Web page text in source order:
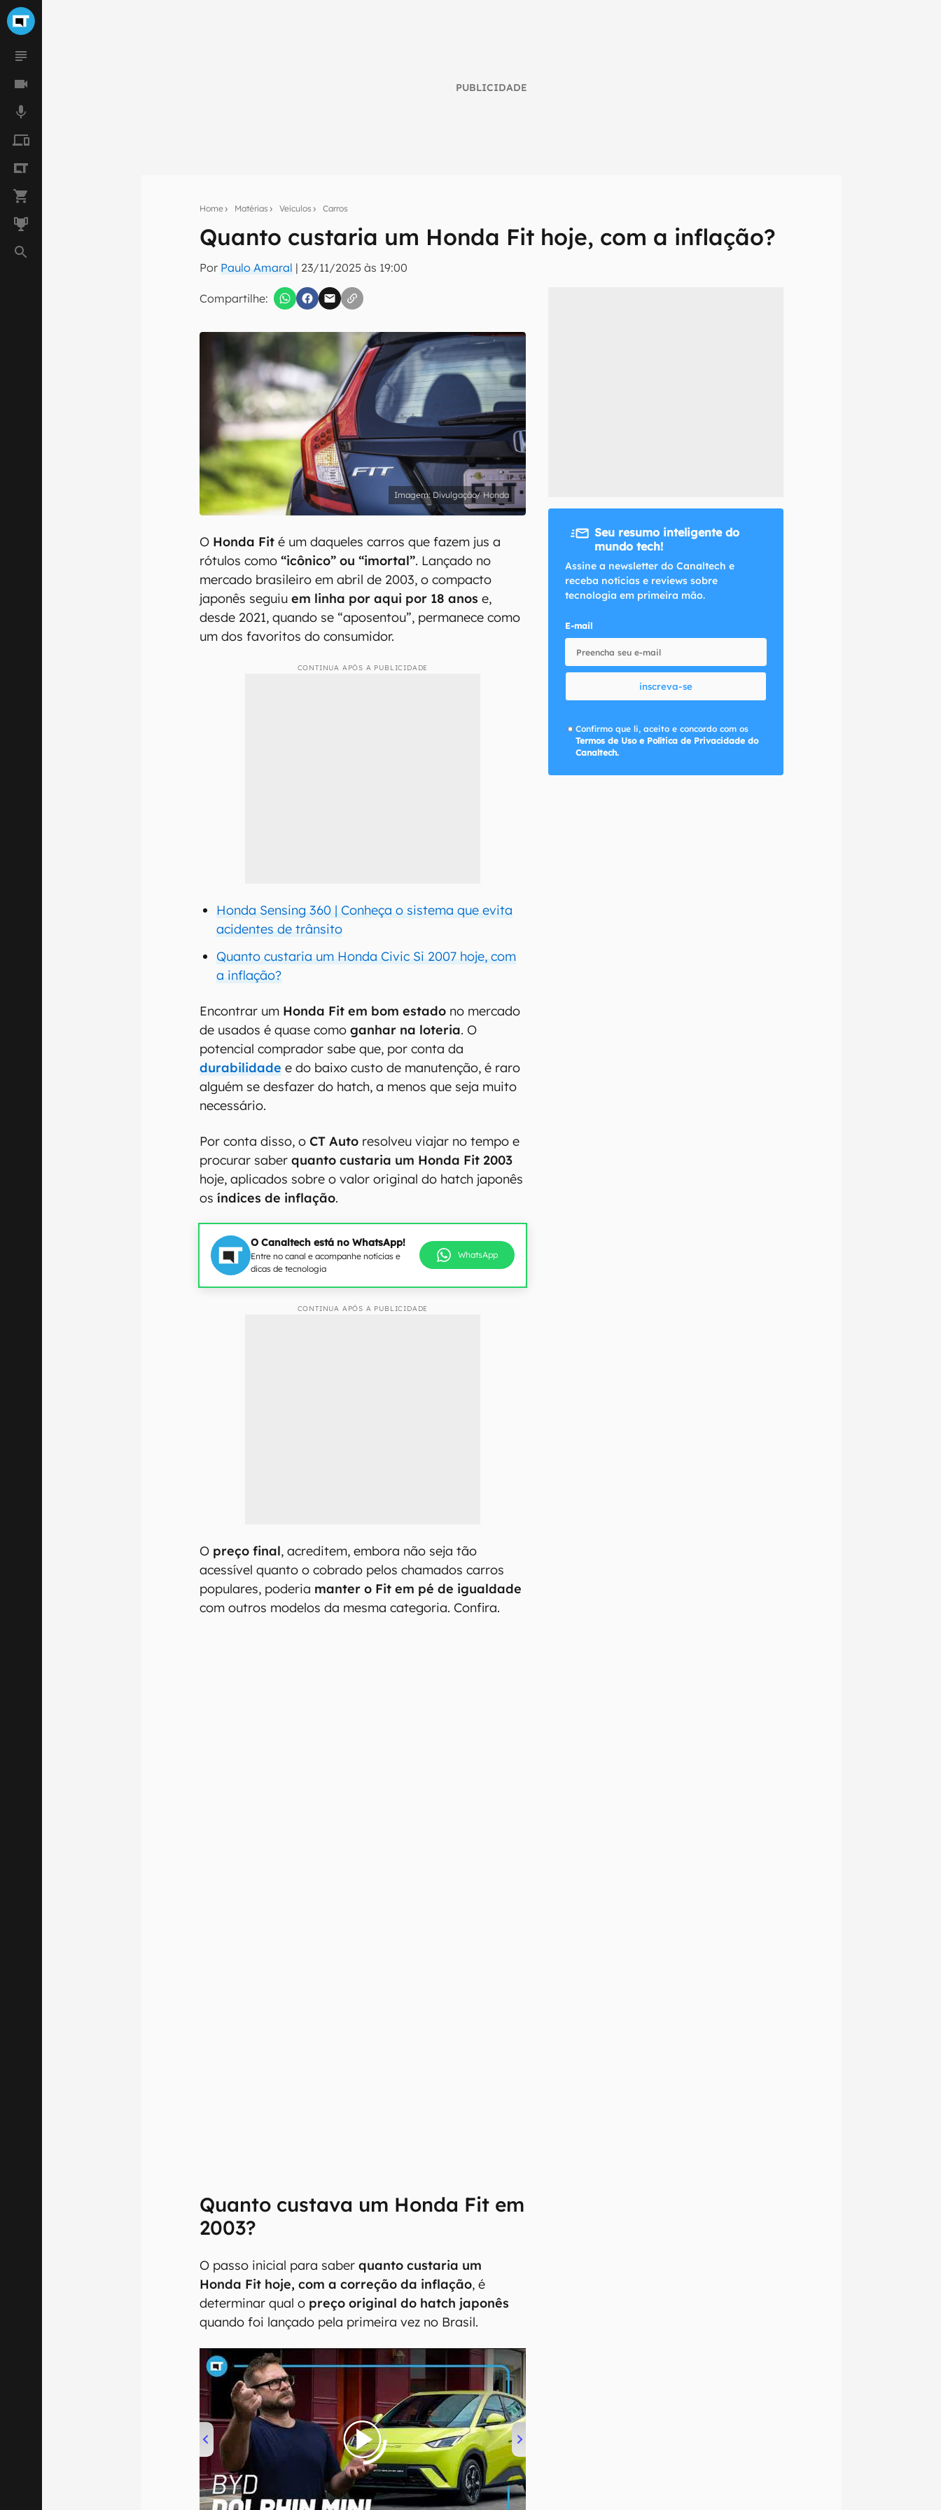
PUBLICIDADE
Home Matérias Veículos Carros
Quanto custaria um Honda Fit hoje, com a inflação?
Por Paulo Amaral | 23/11/2025 às 19:00
Compartilhe:
Assine a newsletter do Canaltech e receba notícias e reviews sobre tecnologia em primeira
inscreva-se
Confirmo que li, aceito e concordo com os Termos de Uso e Política de Privacidade do Canaltech.
Divulgação/ Honda
O Honda Fit é um daqueles carros que fazem jus a
rótulos como“icônico” ou “imortal”. Lançado no
mercado brasileiro em abril de 2003, o compacto
japonês seguiuem linha por aqui por 18 anos e,
desde 2021, quando se “aposentou”, permanece como
um dos favoritos do consumidor.
CONTINUA APÓS A PUBLICIDADE
Honda Sensing 360 | Conheça o sistema que evita
acidentes de trânsito
Quanto custaria um Honda Civic Si 2007 hoje, com
a inflação?
Encontrar um Honda Fit em bom estado no mercado
de usados é quase comoganhar na loteria. O
potencial comprador sabe que, por conta da
durabilidade e do baixo custo de manutenção, é raro
alguém se desfazer do hatch, a menos que seja muito
necessário.
Por conta disso, oCT Auto resolveu viajar no tempo e
procurar saberquanto custaria um Honda Fit 2003
hoje, aplicados sobre o valor original do hatch japonês
osíndices de inflação.
O Canaltech está no WhatsApp!
Entre no canal e acompanhe notícias e
dicas de tecnologia
WhatsApp
CONTINUA APÓS A PUBLICIDADE
O preço final, acreditem, embora não seja tão
acessível quanto o cobrado pelos chamados carros
populares, poderia manter o Fit em pé de igualdade
com outros modelos da mesma categoria. Confira.
Quanto custava um Honda Fit em
2003?
O passo inicial para saberquanto custaria um
Honda Fit hoje, com a correção da inflação, é
determinar qual o preço original do hatch japonês
quando foi lançado pela primeira vez no Brasil.
Seu resumo inteligente do
mundo tech!
Assine a newsletter do Canaltech e
receba notícias e reviews sobre
tecnologia em primeira mão.
E-mail
inscreva-se
Confirmo que li, aceito e concordo com os
Termos de Uso e Política de Privacidade do
Canaltech.